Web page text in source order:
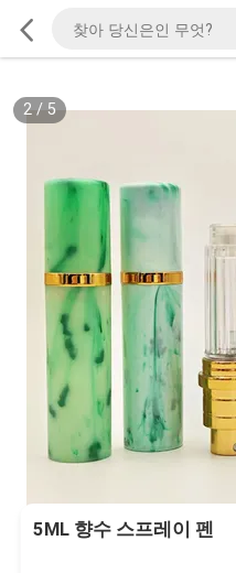
2/ 5
5ML 향수 스프레이 펜